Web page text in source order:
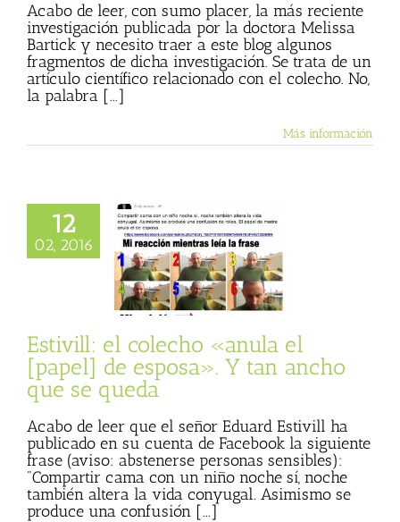
Acabo de leer, con sumo placer, la más reciente
investigación publicada por la doctora Melissa
Bartick y necesito traer a este blog algunos
fragmentos de dicha investigación. Se trata de un
artículo científico relacionado con el colecho. No,
la palabra [...]
Más información
12
02, 2016
colecho «anula
de esposa». Y
Estivill: el colecho «anula el
[papel] de esposa». Y tan ancho
que se queda
Acabo de leer que el señor Eduard Estivill ha
publicado en su cuenta de Facebook la siguiente
frase (aviso: abstenerse personas sensibles):
"Compartir cama con un niño noche sí, noche
también altera la vida conyugal. Asimismo se
produce una confusión [...]